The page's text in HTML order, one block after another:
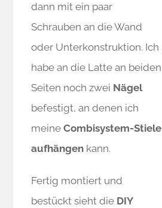
dann mit ein paar
Schrauben an die Wand
oder Unterkonstruktion. Ich
habe an die Latte an beiden
Seiten noch zwei Nägel
befestigt, an denen ich
meineCombisystem-Stiele
aufhängen kann.
Fertig montiert und
bestückt sieht die DIY